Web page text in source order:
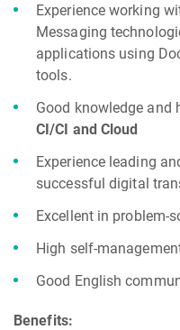
Experience working
Messaging
applications using
tools.
Good knowledge and
CI/CI and Cloud
Experience leading
successful digital
Excellent in problem-
High self-
Good English
Benefits: